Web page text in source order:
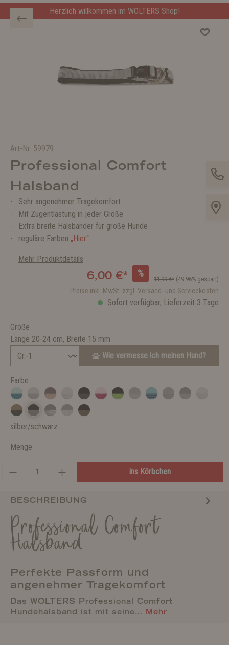
Herzlich willkommen im WOLTERS Shop!
Art-Nr. 59979
Professional Comfort
Halsband
Sehr angenehmer Tragekomfort
Mit Zugentlastung in jeder Größe
Extra breite Halsbänder für große Hunde
reguläre Farben „Hier“
Mehr Produktdetails
6,00 €* %
11,99 €* (49.96% gespart)
Preise inkl. MwSt. zzgl. Versand- und Servicekosten
Sofort verfügbar, Lieferzeit 3 Tage
Größe
Länge 20-24 cm, Breite 15 mm
Wie vermesse ich meinen Hund?
Farbe
silber/schwarz
Menge
ins Körbchen
BESCHREIBUNG
Professional Comfort
Halsband
Perfekte Passform und
angenehmer Tragekomfort
Das WOLTERS Professional Comfort
Hundehalsband ist mit seine… Mehr